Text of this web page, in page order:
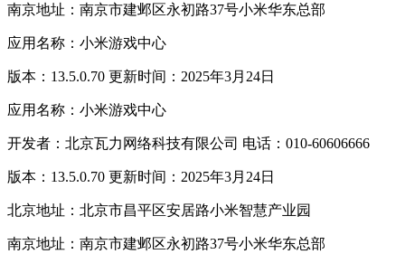
南京地址：南京市建邺区永初路37号小米华东总部
应用名称：小米游戏中心
版本：13.5.0.70 更新时间：2025年3月24日
应用名称：小米游戏中心
开发者：北京瓦力网络科技有限公司 电话：010-60606666
版本：13.5.0.70 更新时间：2025年3月24日
北京地址：北京市昌平区安居路小米智慧产业园
南京地址：南京市建邺区永初路37号小米华东总部